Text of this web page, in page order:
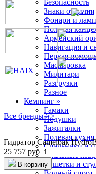
Безопасность
Знаки отличия
Фонари и
Полевая
Армейский
Навигация и
Первая
Маскировка
Милитари
Разгрузки
Разное
Кемпинг »
Гамаки
Подушки
Зажигалки
Полевая кухня
Спальники и
Спальные
Кушетки и
Все бренды >>
Гидратор Camelbak
25 757 руб
В корзину